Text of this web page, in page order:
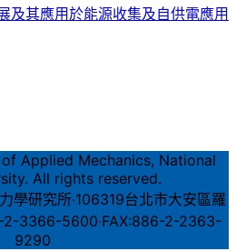
及其應用於能源收集及自供電應用
Applied Mechanics, National
All rights reserved.
學研究所‧106319台北市大安區羅
2-3366-5600‧FAX:886-2-2363-
9290